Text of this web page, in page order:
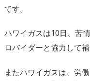
です。
ハワイガスは10日、苦
ロバイダーと協力して
またハワイガスは、労